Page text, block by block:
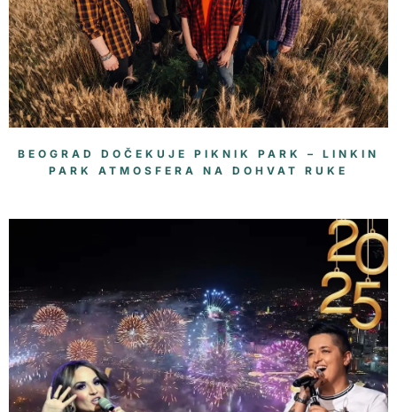
BEOGRAD DOČEKUJE PIKNIK PARK – LINKIN
PARK ATMOSFERA NA DOHVAT RUKE